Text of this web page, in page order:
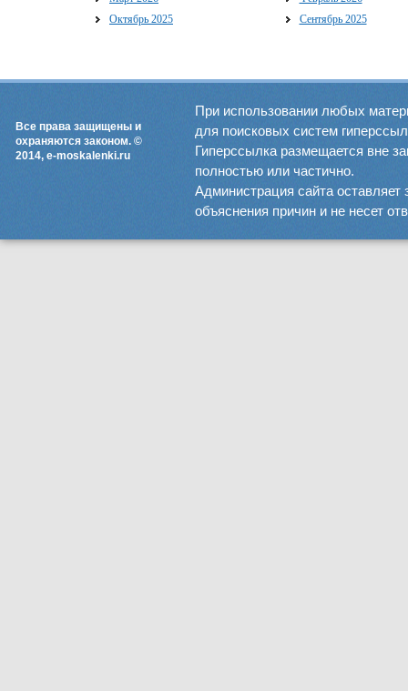
Октябрь 2025
Сентябрь 2025
Все права защищены и
охраняются законом. ©
2014, e-moskalenki.ru
При использовании любых
для поисковых систем
Гиперссылка размещается вне
полностью или частично.
Администрация сайта оставляет
объяснения причин и не несет